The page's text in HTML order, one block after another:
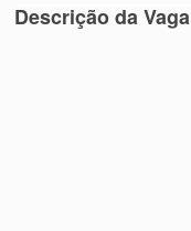
Descrição da Vaga